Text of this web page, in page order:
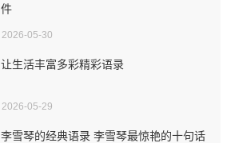
件
2026-05-30
让生活丰富多彩精彩语录
2026-05-29
李雪琴的经典语录 李雪琴最惊艳的十句话